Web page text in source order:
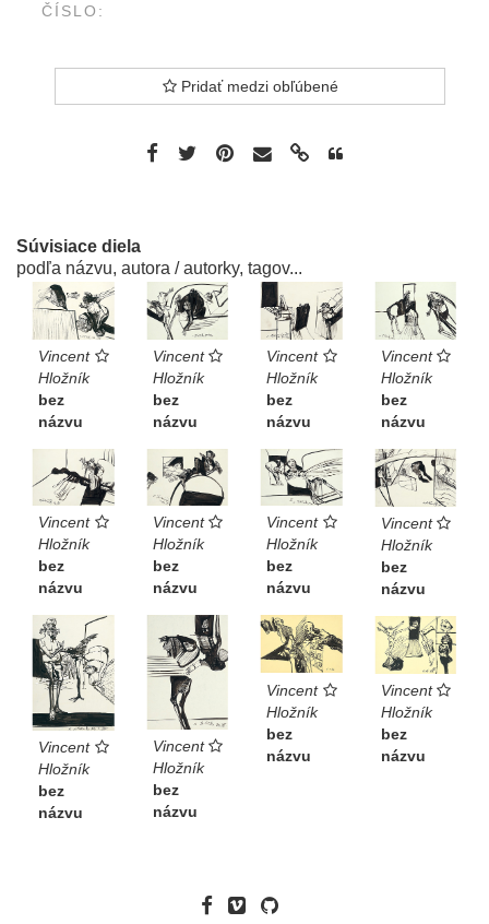
ČÍSLO:
Pridať medzi obľúbené
Súvisiace diela
podľa názvu, autora / autorky, tagov...
Vincent
Hložník
bez
názvu
Vincent
Hložník
bez
názvu
Vincent
Hložník
bez
názvu
Vincent
Hložník
bez
názvu
Vincent
Hložník
bez
názvu
Vincent
Hložník
bez
názvu
Vincent
Hložník
bez
názvu
Vincent
Hložník
bez
názvu
Vincent
Hložník
bez
názvu
Vincent
Hložník
bez
názvu
Vincent
Hložník
bez
názvu
Vincent
Hložník
bez
názvu